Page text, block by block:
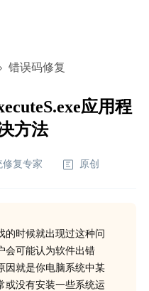
错误码修复
应用程
方法
修复专家 原创
的时候就出现过这种问
会可能认为软件出错
因就是你电脑系统中某
或没有安装一些系统运